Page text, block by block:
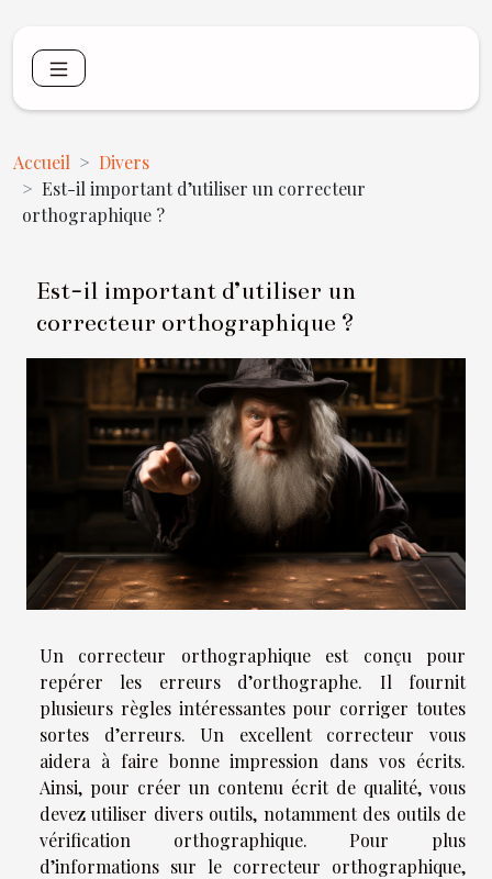
Accueil
Divers
Est-il important d’utiliser un correcteur
orthographique ?
Est-il important d’utiliser un
correcteur orthographique ?
Un correcteur orthographique est conçu pour
repérer les erreurs d’orthographe. Il fournit
plusieurs règles intéressantes pour corriger toutes
sortes d’erreurs. Un excellent correcteur vous
aidera à faire bonne impression dans vos écrits.
Ainsi, pour créer un contenu écrit de qualité, vous
devez utiliser divers outils, notamment des outils de
vérification orthographique. Pour plus
d’informations sur le correcteur orthographique,